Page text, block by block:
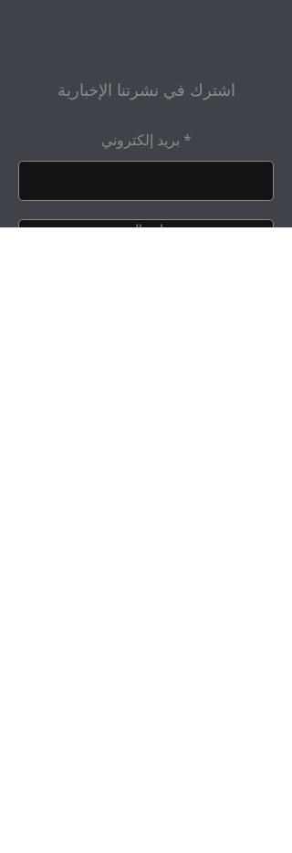
اشترك في نشرتنا الإخبارية
بريد إلكتروني
إرسال